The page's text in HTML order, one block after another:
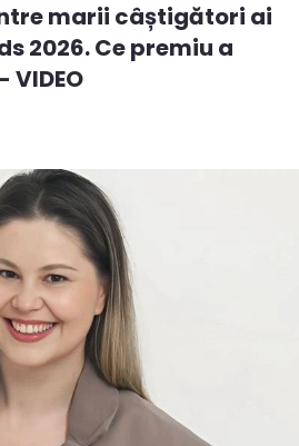
marii câștigători ai
2026. Ce premiu a